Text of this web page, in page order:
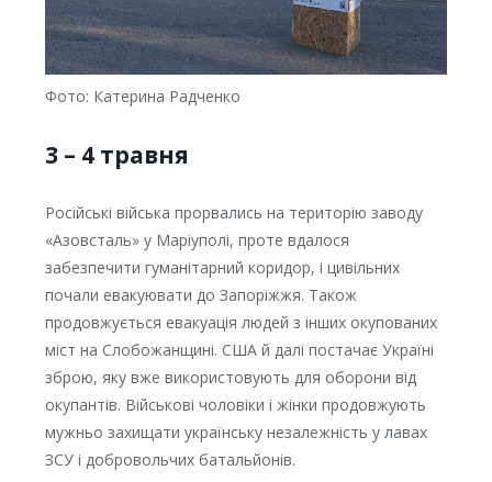
Фото: Катерина Радченко
3 – 4 травня
Російські війська прорвались на територію заводу
«Азовсталь» у Маріуполі, проте вдалося
забезпечити гуманітарний коридор, і цивільних
почали евакуювати до Запоріжжя. Також
продовжується евакуація людей з інших окупованих
міст на Слобожанщині. США й далі постачає Україні
зброю, яку вже використовують для оборони від
окупантів. Військові чоловіки і жінки продовжують
мужньо захищати українську незалежність у лавах
ЗСУ і добровольчих батальйонів.